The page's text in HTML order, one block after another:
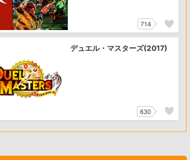
714
デュエル・マスターズ(2017)
630